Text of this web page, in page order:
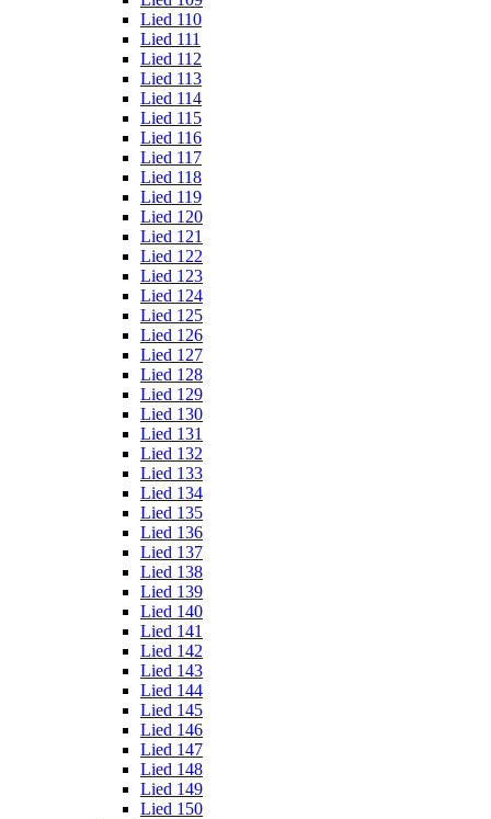
Lied 110
Lied 111
Lied 112
Lied 113
Lied 114
Lied 115
Lied 116
Lied 117
Lied 118
Lied 119
Lied 120
Lied 121
Lied 122
Lied 123
Lied 124
Lied 125
Lied 126
Lied 127
Lied 128
Lied 129
Lied 130
Lied 131
Lied 132
Lied 133
Lied 134
Lied 135
Lied 136
Lied 137
Lied 138
Lied 139
Lied 140
Lied 141
Lied 142
Lied 143
Lied 144
Lied 145
Lied 146
Lied 147
Lied 148
Lied 149
Lied 150